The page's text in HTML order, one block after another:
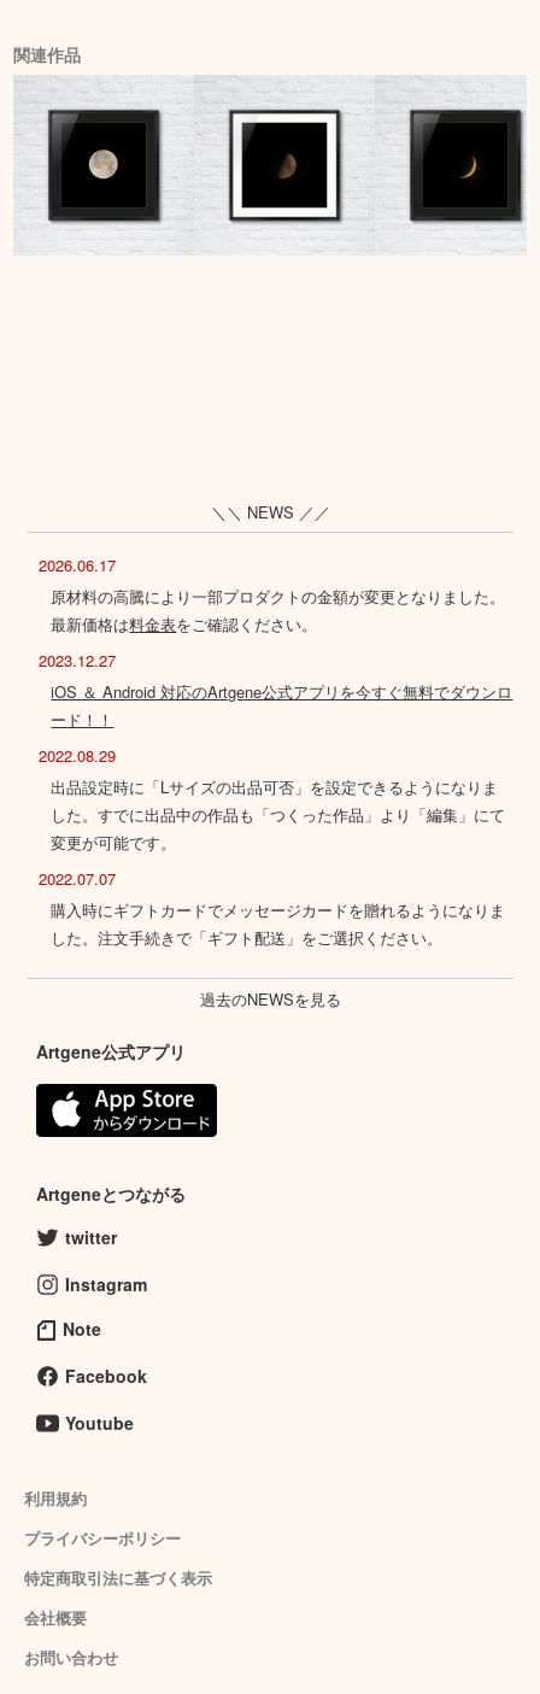
関連作品
＼＼ NEWS ／／
2026.06.17
原材料の高騰により一部プロダクトの金額が変更となりました。
最新価格は料金表をご確認ください。
2023.12.27
iOS ＆ Android 対応のArtgene公式アプリを今すぐ無料でダウンロ
ード！！
2022.08.29
出品設定時に「Lサイズの出品可否」を設定できるようになりま
した。すでに出品中の作品も「つくった作品」より「編集」にて
変更が可能です。
2022.07.07
購入時にギフトカードでメッセージカードを贈れるようになりま
した。注文手続きで「ギフト配送」をご選択ください。
過去のNEWSを見る
Artgene公式アプリ
Artgeneとつながる
twitter
Instagram
Note
Facebook
Youtube
利用規約
プライバシーポリシー
特定商取引法に基づく表示
会社概要
お問い合わせ